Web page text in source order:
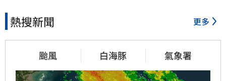
熱搜新聞 更多
颱風 白海豚 氣象署